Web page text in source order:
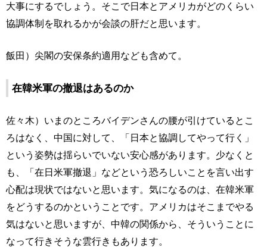
大事にするでしょう。そこで日本とアメリカがどのくらい
協調体制を取れるかが会談の肝だと思います。
飯田）尖閣の安保条約適用なども含めて。
在韓米軍の撤退はあるのか
佐々木）いまのところバイデンさんの腰が引けているとこ
ろはなく、中国に対して、「日本と協調してやって行く」
という姿勢は揺らいでいない安心感があります。少なくと
も、「在日米軍撤退」などという恐ろしいことを言い出す
心配は現状ではないと思います。気になるのは、在韓米軍
をどうするのかということです。アメリカはそこまでやる
気はないと思いますが、中韓の関係から、そういうことに
なって行きそうな雲行きもあります。